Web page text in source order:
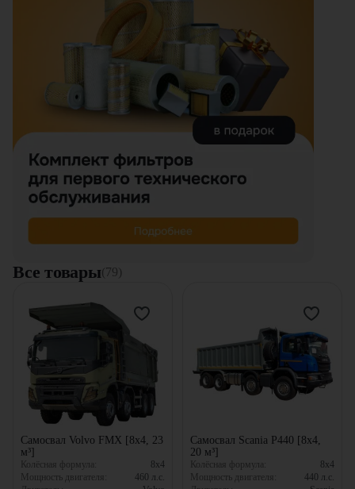
Все товары(79)
Самосвал Volvo FMX [8x4, 23
м³]
Колёсная формула:
8x4
Мощность двигателя:
460 л.с.
Самосвал Scania P440 [8x4,
20 м³]
Колёсная формула:
8x4
Мощность двигателя:
440 л.с.